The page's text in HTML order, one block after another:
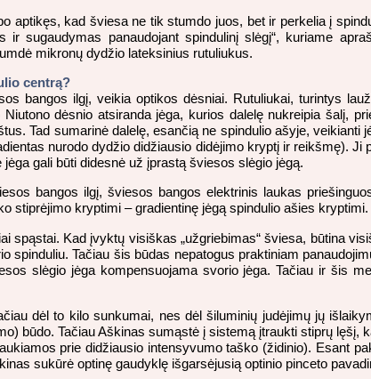
aptikęs, kad šviesa ne tik stumdo juos, bet ir perkelia į
sugaudymas panaudojant spindulinį slėgį“, kuriame
mikronų dydžio lateksinius rutuliukus.
centrą?
bangos ilgį, veikia optikos dėsniai. Rutuliukai, turintys
dėsnio atsiranda jėga, kurios dalelę nukreipia šalį,
Tad sumarinė dalelę, esančią ne spindulio ašyje, veikianti
nurodo dydžio didžiausio didėjimo kryptį ir reikšmę).
gali būti didesnė už įprastą šviesos slėgio jėgą.
bangos ilgį, šviesos bangos elektrinis laukas
stiprėjimo kryptimi – gradientinę jėgą spindulio ašies kryptimi.
spąstai. Kad įvyktų visiškas „užgriebimas“ šviesa, būtina
spinduliu. Tačiau šis būdas nepatogus praktiniam
slėgio jėga kompensuojama svorio jėga. Tačiau ir šis
dėl to kilo sunkumai, nes dėl šiluminių judėjimų jų
būdo. Tačiau Aškinas sumąstė į sistemą įtraukti stiprų lęšį,
prie didžiausio intensyvumo taško (židinio). Esant
sukūrė optinę gaudyklę išgarsėjusią optinio pinceto